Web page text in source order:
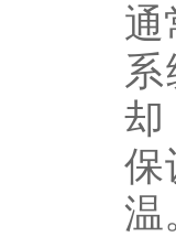
通
却
保
温